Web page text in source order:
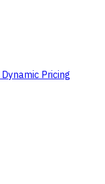
Pricing